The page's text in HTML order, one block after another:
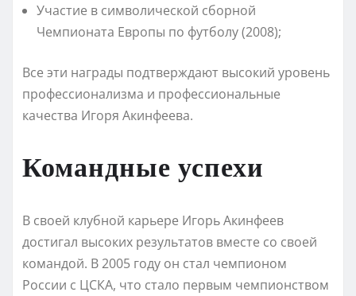
Участие в символической сборной
Чемпионата Европы по футболу (2008);
Все эти награды подтверждают высокий уровень
профессионализма и профессиональные
качества Игоря Акинфеева.
Командные успехи
В своей клубной карьере Игорь Акинфеев
достигал высоких результатов вместе со своей
командой. В 2005 году он стал чемпионом
России с ЦСКА, что стало первым чемпионством